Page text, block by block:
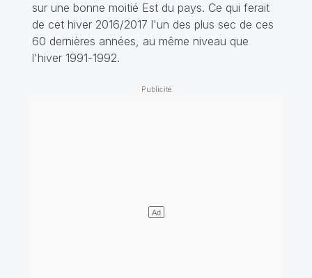
sur une bonne moitié Est du pays. Ce qui ferait
de cet hiver 2016/2017 l'un des plus sec de ces
60 dernières années, au même niveau que
l'hiver 1991-1992.